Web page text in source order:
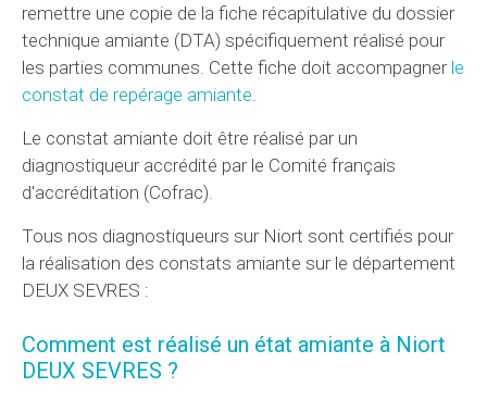
remettre une copie de la fiche récapitulative du dossier
technique amiante (DTA) spécifiquement réalisé pour
les parties communes. Cette fiche doit accompagner le
constat de repérage amiante
Le constat amiante doit être réalisé par un
diagnostiqueur accrédité par le Comité français
d'accréditation (Cofrac).
Tous nos diagnostiqueurs sur Niort sont certifiés pour
la réalisation des constats amiante sur le département
DEUX SEVRES :
Comment est réalisé un état amiante à Niort
DEUX SEVRES ?